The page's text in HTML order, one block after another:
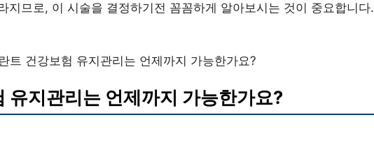
지므로, 이 시술을 결정하기전 꼼꼼하게 알아보시는 것이 중요합니다.
트 건강보험 유지관리는 언제까지 가능한가요?
유지관리는 언제까지 가능한가요?